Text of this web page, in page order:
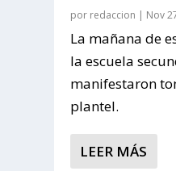
por redaccion | Nov
La mañana de
la escuela
manifestaron
plantel.
LEER MÁS